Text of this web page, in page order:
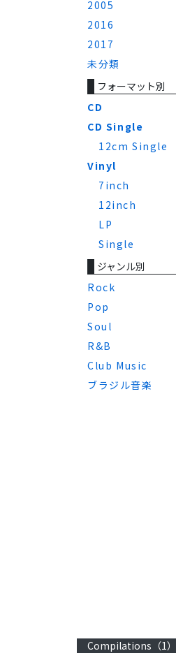
2005
2016
2017
未分類
フォーマット別
CD
CD Single
12cm Single
Vinyl
7inch
12inch
LP
Single
ジャンル別
Rock
Pop
Soul
R&B
Club Music
ブラジル音楽
Compilations（1）